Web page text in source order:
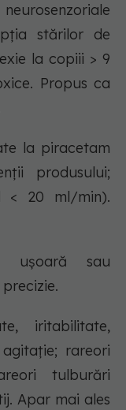
stărilor de
la copiii > 9
Propus ca
la piracetam
produsului;
< 20 ml/min).
uşoară sau
iritabilitate,
rareori
tulburări
Apar mai ales